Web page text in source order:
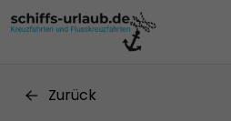
Zurück